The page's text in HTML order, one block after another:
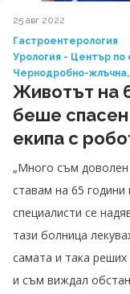
25 авг 2022
Гастроентерология
Урология - Център по
Чернодробно-
Животът на
беше спасен
екипа с
„Много съм доволен
ставам на 65 години
специалисти се
тази болница
самата и така
и съм виждал